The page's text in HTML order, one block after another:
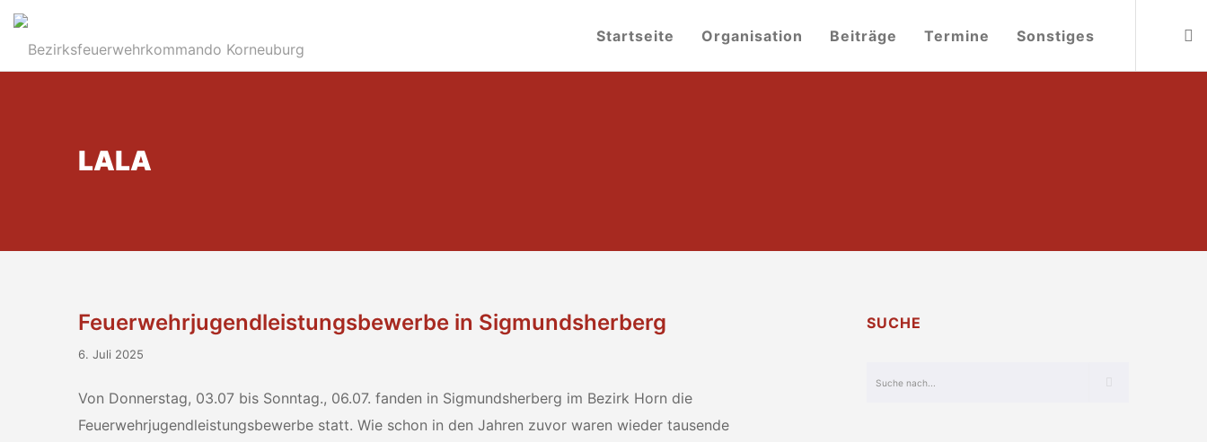
Startseite Organisation Beiträge Termine Sonstiges
LALA
Feuerwehrjugendleistungsbewerbe in Sigmundsherberg
6. Juli 2025
Von Donnerstag, 03.07 bis Sonntag., 06.07. fanden in Sigmundsherberg im Bezirk Horn die
Feuerwehrjugendleistungsbewerbe statt. Wie schon in den Jahren zuvor waren wieder tausende
SUCHE